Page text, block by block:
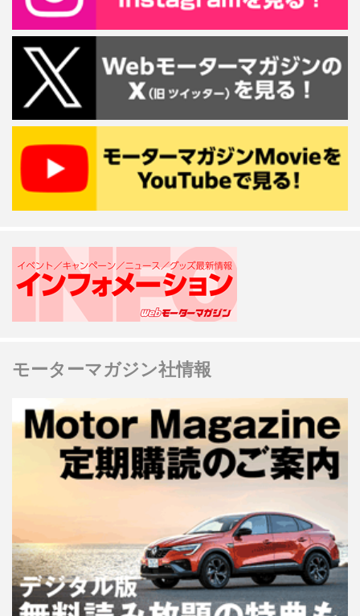
モーターマガジン社情報